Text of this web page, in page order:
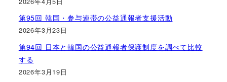
第95回 韓国・参与連帯の公益通報者支援活動
2026年3月23日
第94回 日本と韓国の公益通報者保護制度を調べて比較
する
2026年3月19日